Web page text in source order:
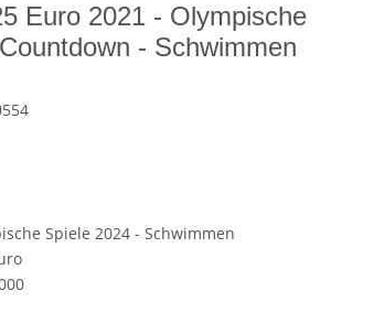
Euro 2021 - Olympische
- Schwimmen
Spiele 2024 - Schwimmen